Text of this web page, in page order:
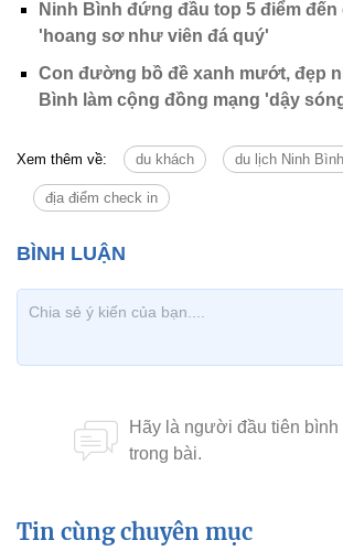
Ninh Bình đứng đầu top 5 điểm đến
'hoang sơ như viên đá quý'
Con đường bồ đề xanh mướt, đẹp
Bình làm cộng đồng mạng 'dậy
Xem thêm về: du khách du lịch Ninh Bình
địa điểm check in
Tin cùng chuyên mục